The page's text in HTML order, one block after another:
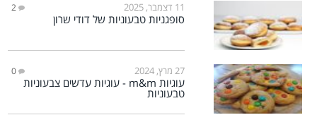
11 דצמבר, 2025 2
סופגניות טבעוניות של דודי שרון
27 מרץ, 2024 0
עוגיות m&m - עוגיות עדשים צבעוניות
טבעוניות